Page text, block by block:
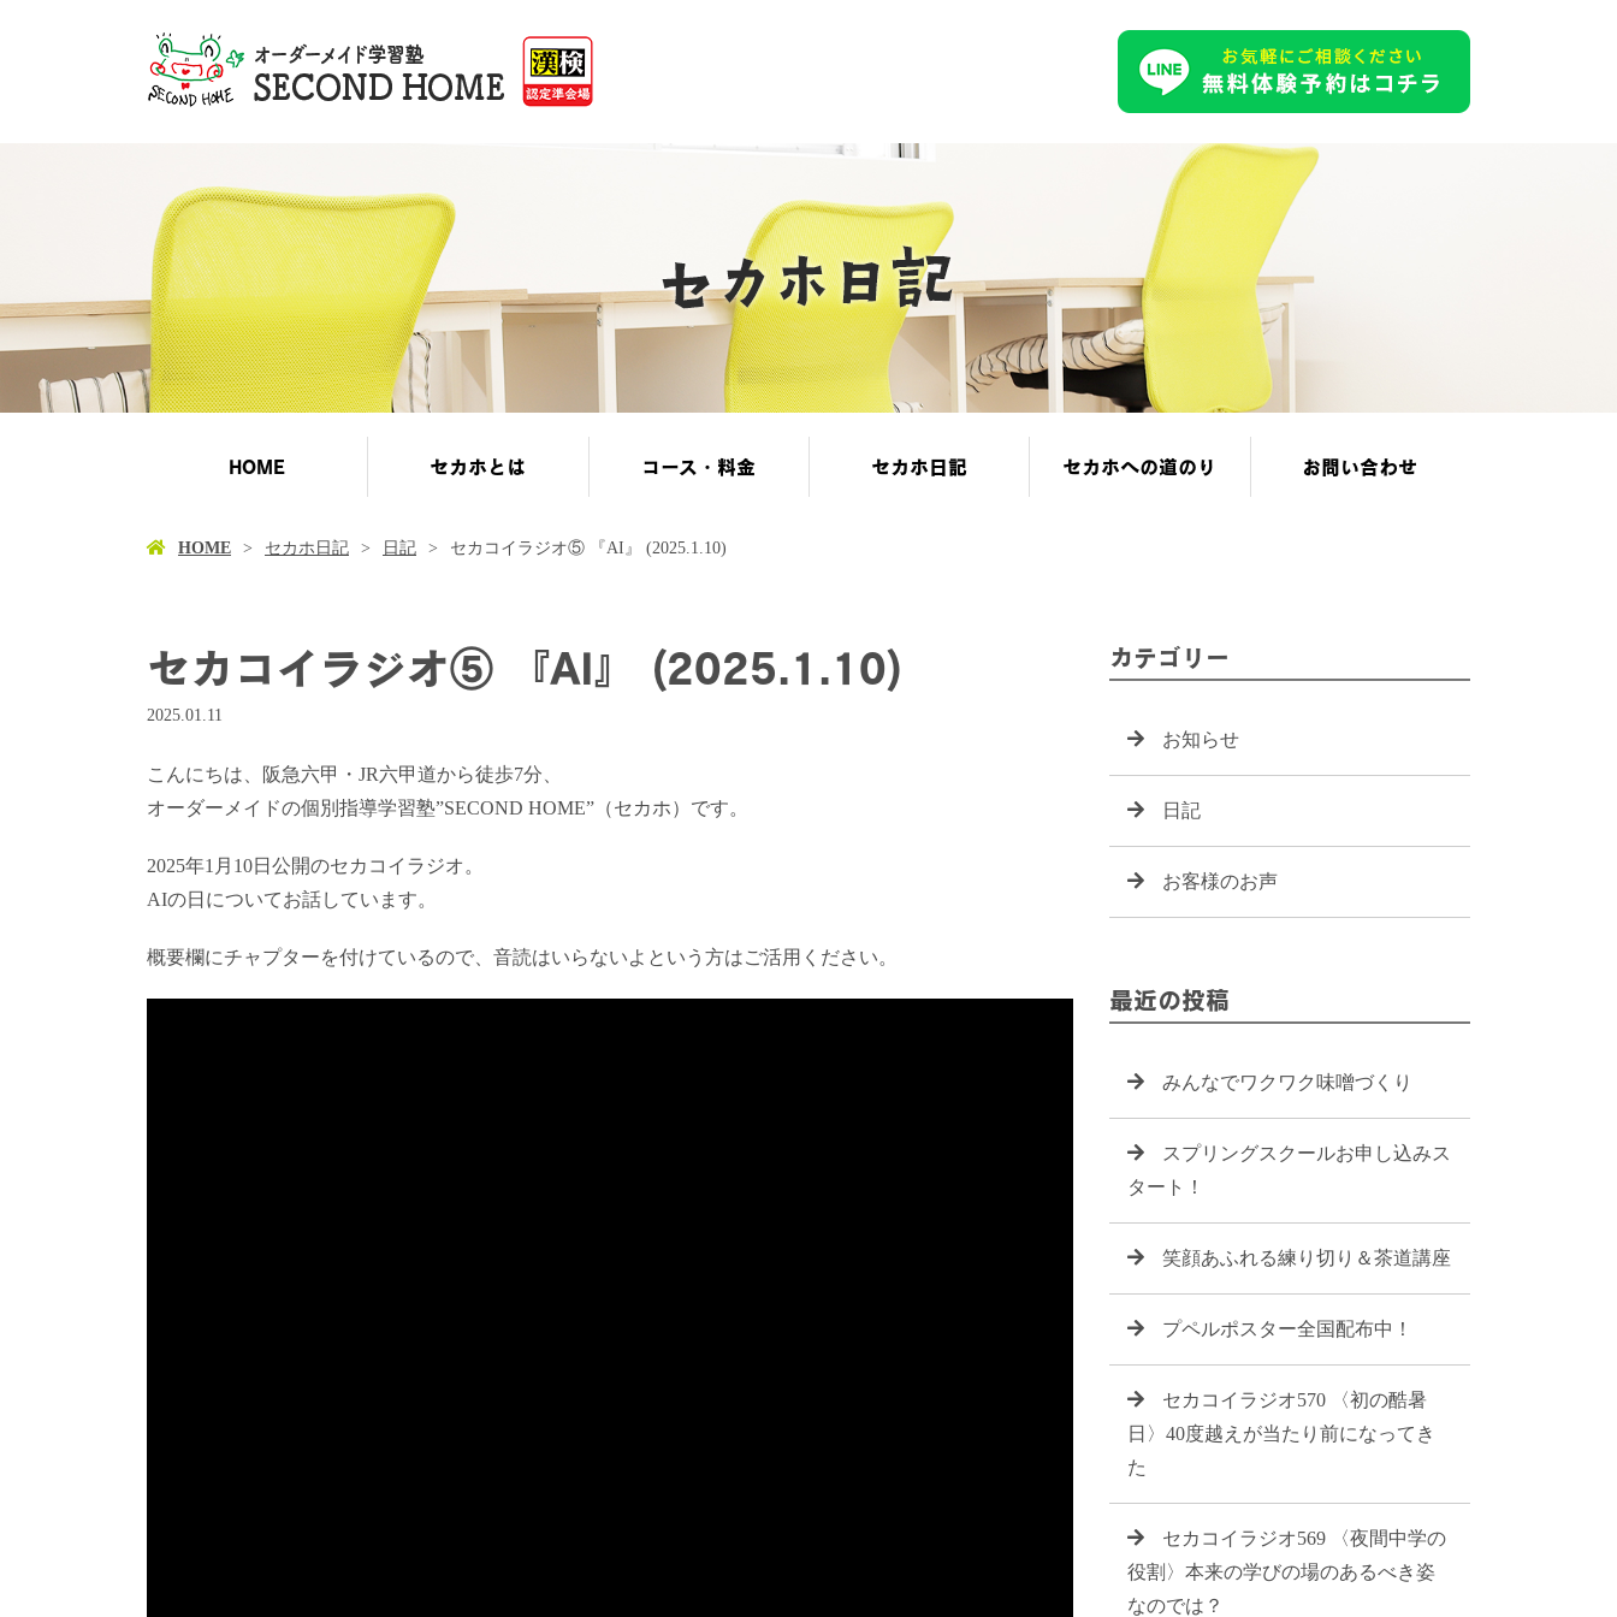
HOME セカホとは コース・料金 セカホ日記 セカホへの道のり お問い合わせ
HOME セカホ日記 日記 セカコイラジオ⑤ 『AI』 (2025.1.10)
セカコイラジオ⑤ 『AI』 (2025.1.10)
2025.01.11
こんにちは、阪急六甲・JR六甲道から徒歩7分、
オーダーメイドの個別指導学習塾”SECOND HOME”（セカホ）です。
2025年1月10日公開のセカコイラジオ。
AIの日についてお話しています。
概要欄にチャプターを付けているので、音読はいらないよという方はご活用ください。
カテゴリー
お知らせ
日記
お客様のお声
最近の投稿
みんなでワクワク味噌づくり
スプリングスクールお申し込みス
タート！
笑顔あふれる練り切り＆茶道講座
プペルポスター全国配布中！
セカコイラジオ570 〈初の酷暑
日〉40度越えが当たり前になってき
た
セカコイラジオ569 〈夜間中学の
役割〉本来の学びの場のあるべき姿
なのでは？